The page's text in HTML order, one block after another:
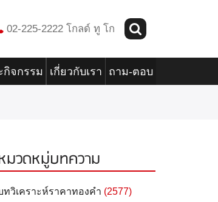
02-225-2222 โกลด์ ทู โก
กิจกรรม เกี่ยวกับเรา ถาม-ตอบ
มวดหมู่บทความ
ทวิเคราะห์ราคาทองคำ (2577)